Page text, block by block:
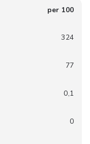
per 100
324
77
0,1
0